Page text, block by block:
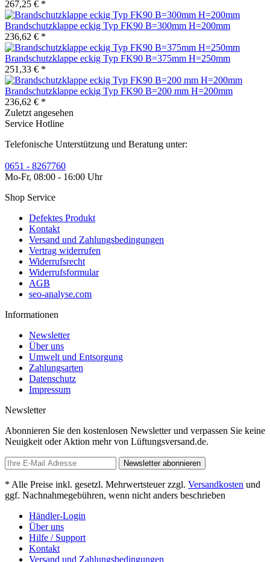
267,25 € *
Brandschutzklappe eckig Typ FK90 B=300mm H=200mm
236,62 € *
Brandschutzklappe eckig Typ FK90 B=375mm H=250mm
251,33 € *
Brandschutzklappe eckig Typ FK90 B=200 mm H=200mm
236,62 € *
Zuletzt angesehen
Service Hotline
Telefonische Unterstützung und Beratung unter:
0651 - 8267760
Mo-Fr, 08:00 - 16:00 Uhr
Shop Service
Defektes Produkt
Kontakt
Versand und Zahlungsbedingungen
Vertrag widerrufen
Widerrufsrecht
Widerrufsformular
AGB
seo-analyse.com
Informationen
Newsletter
Über uns
Umwelt und Entsorgung
Zahlungsarten
Datenschutz
Impressum
Newsletter
Abonnieren Sie den kostenlosen Newsletter und verpassen Sie keine
Neuigkeit oder Aktion mehr von Lüftungsversand.de.
Newsletter abonnieren
* Alle Preise inkl. gesetzl. Mehrwertsteuer zzgl. Versandkosten und
ggf. Nachnahmegebühren, wenn nicht anders beschrieben
Händler-Login
Über uns
Hilfe / Support
Kontakt
Versand und Zahlungsbedingungen